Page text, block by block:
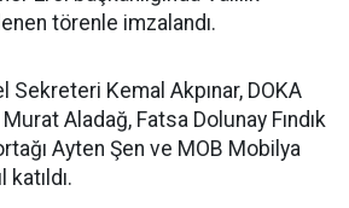
törenle imzalandı.
Sekreteri Kemal Akpınar, DOKA
Aladağ, Fatsa Dolunay Fındık
Ayten Şen ve MOB Mobilya